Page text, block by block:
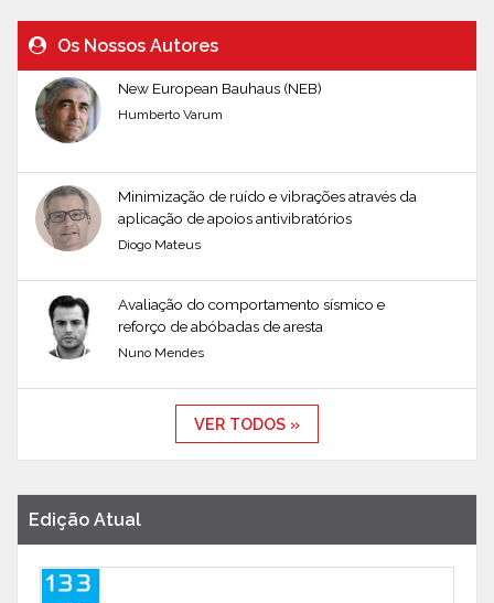
Os Nossos Autores
New European Bauhaus (NEB)
Humberto Varum
Minimização de ruído e vibrações através da
aplicação de apoios antivibratórios
Diogo Mateus
Avaliação do comportamento sísmico e
reforço de abóbadas de aresta
Nuno Mendes
VER TODOS »
Edição Atual